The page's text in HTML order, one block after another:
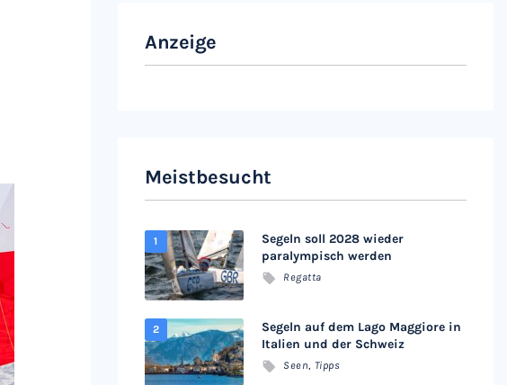
Anzeige
Meistbesucht
Segeln soll 2028 wieder
paralympisch werden
Regatta
Segeln auf dem Lago Maggiore in
Italien und der Schweiz
Seen, Tipps